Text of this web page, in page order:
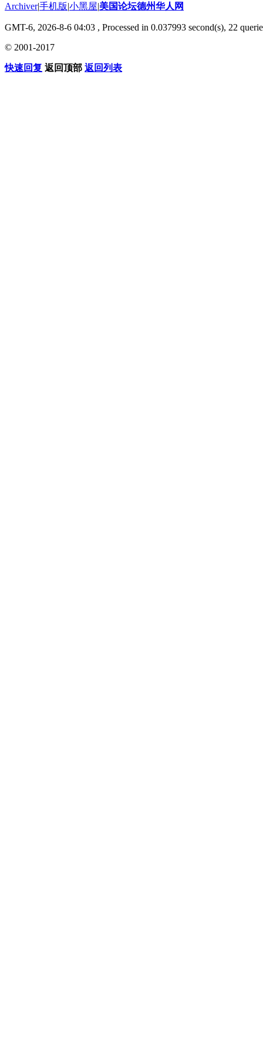
Archiver|手机版|小黑屋|美国论坛德州华人网
GMT-6, 2026-8-6 04:03 , Processed in 0.037993 second(s), 22
© 2001-2017
快速回复 返回顶部 返回列表